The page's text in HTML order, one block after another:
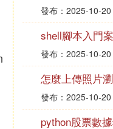
發布：2025-10-
shell腳本入門
發布：2025-10-
怎麼上傳照片
發布：2025-10-
python股票數